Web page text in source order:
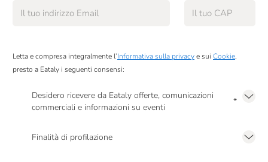
Letta e compresa integralmente l’Informativa sulla privacye sui Cookie,
presto a Eataly i seguenti consensi:
Desidero ricevere da Eataly offerte, comunicazioni
commerciali e informazioni su eventi
*
Finalità di profilazione